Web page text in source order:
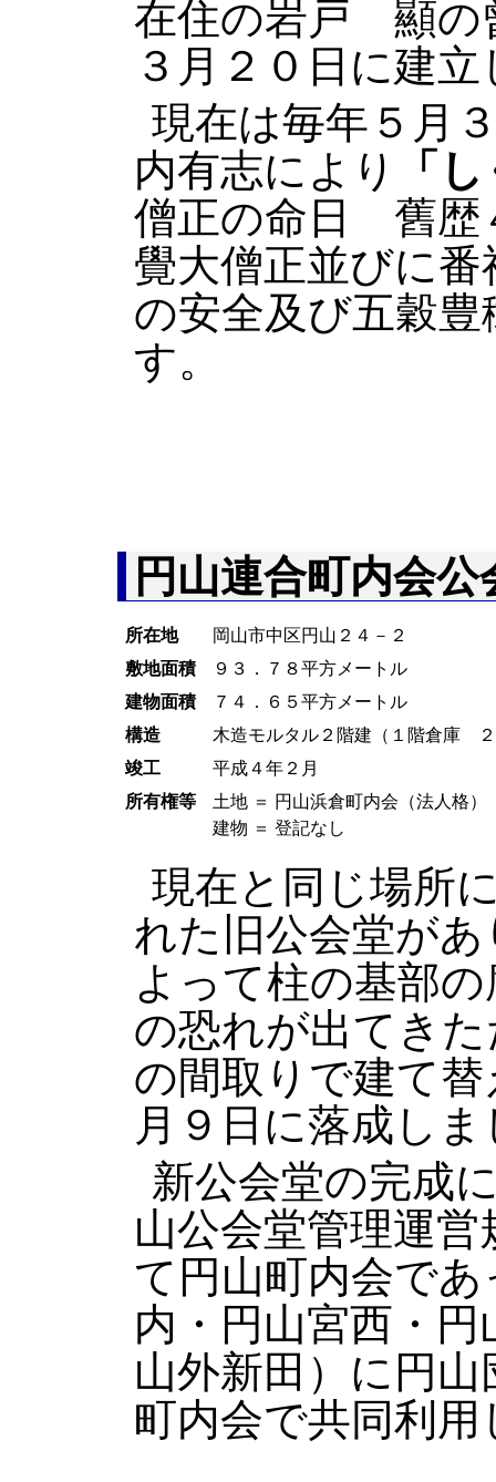
在住の岩戸 顯の
３月２０日に建
現在は毎年５月
内有志により
「
僧正の命日 舊歴
覺大僧正並びに
の安全及び五穀
す。
円山連合町内会公
所在地
岡山市中区円山２４－２
敷地面積
９３．７８平方メートル
建物面積
７４．６５平方メートル
構造
木造モルタル２階建（１階倉庫
竣工
平成４年２月
所有権等
土地 ＝ 円山浜倉町内会（法人格）
建物 ＝ 登記なし
現在と同じ場所
れた旧公会堂が
よって柱の基部
の恐れが出てき
の間取りで建て
月９日に落成し
新公会堂の完成
山公会堂管理運
て円山町内会で
内・円山宮西・
山外新田）に円
町内会で共同利